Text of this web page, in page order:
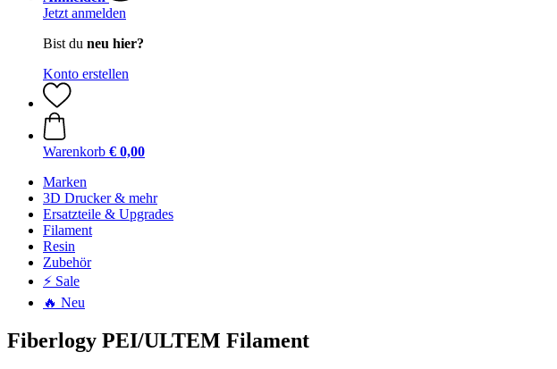
Jetzt anmelden
Bist du neu hier?
Konto erstellen
Warenkorb € 0,00
Marken
3D Drucker & mehr
Ersatzteile & Upgrades
Filament
Resin
Zubehör
⚡ Sale
🔥 Neu
Fiberlogy PEI/ULTEM Filament